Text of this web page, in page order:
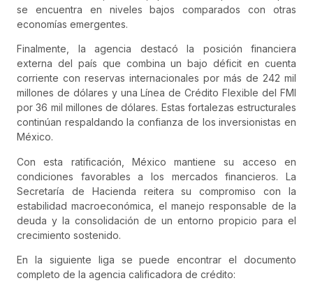
se encuentra en niveles bajos comparados con otras
economías emergentes.
Finalmente, la agencia destacó la posición financiera
externa del país que combina un bajo déficit en cuenta
corriente con reservas internacionales por más de 242 mil
millones de dólares y una Línea de Crédito Flexible del FMI
por 36 mil millones de dólares. Estas fortalezas estructurales
continúan respaldando la confianza de los inversionistas en
México.
Con esta ratificación, México mantiene su acceso en
condiciones favorables a los mercados financieros. La
Secretaría de Hacienda reitera su compromiso con la
estabilidad macroeconómica, el manejo responsable de la
deuda y la consolidación de un entorno propicio para el
crecimiento sostenido.
En la siguiente liga se puede encontrar el documento
completo de la agencia calificadora de crédito: